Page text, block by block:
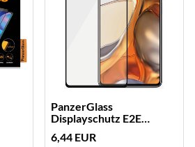
PanzerGlass
Displayschutz E2E
6,44 EUR